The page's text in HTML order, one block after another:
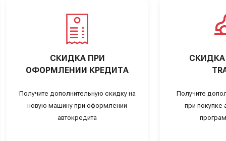
СКИДКА ПРИ
ОФОРМЛЕНИИ КРЕДИТА
Получите дополнительную скидку на
новую машину при оформлении
автокредита
СКИДКА
Получите
при покупке